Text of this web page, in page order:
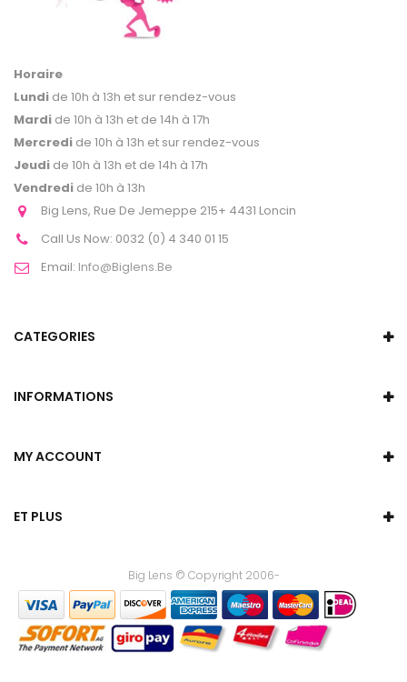
Horaire
Lundi de 10h à 13h et sur rendez-vous
Mardi de 10h à 13h et de 14h à 17h
Mercredi de 10h à 13h et sur rendez-vous
Jeudi de 10h à 13h et de 14h à 17h
Vendredi de 10h à 13h
Big Lens, Rue De Jemeppe 215+ 4431 Loncin
Call Us Now: 0032 (0) 4 340 01 15
Email: Info@biglens.be
CATEGORIES
INFORMATIONS
MY ACCOUNT
ET PLUS
Big Lens © Copyright 2006-